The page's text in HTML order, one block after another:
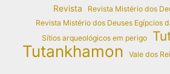
Revista
Revista Mistério dos
Revista Mistério dos Deuses Egípcios
Sítios arqueológicos em perigo
Tutankhamon Vale dos